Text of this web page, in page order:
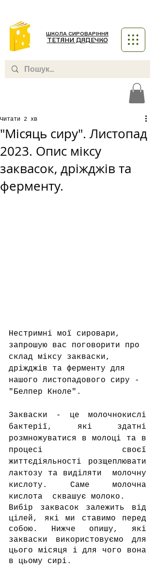
ШКОЛА СИРОВАРІННЯ
ТЕТЯНИ ДЯДЕЧКО
"Місяць сиру". Листопад
2023. Опис міксу
заквасок, дріжджів та
ферменту.
Читати 2 хв
Нестримні мої сировари,
запрошую вас поговорити про
склад міксу закваски,
дріжджів та ферменту для
нашого листопадового сиру -
"Белпер Кноле".
Закваски - це молочнокислі
бактерії, які здатні
розмножуватися в молоці та в
процесі своєї
життєдіяльності розщеплювати
лактозу та виділяти  молочну
кислоту. Саме молочна
кислота  сквашує молоко.
Вибір заквасок залежить від
цілей, які ми ставимо перед
собою. Нижче опишу, які
закваски використовуємо для
цього місяця і для чого вона
в цьому сирі.